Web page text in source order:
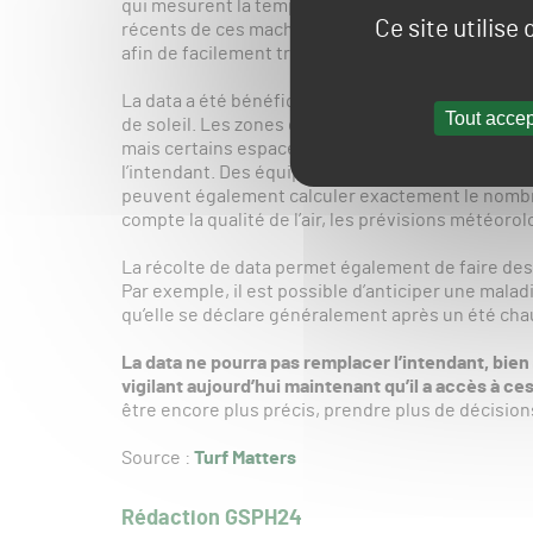
Ce site utilise
Tout
qui mesurent la température de la surface, son
récents de ces machines est aujourd’hui «
afin de facilement transmettre les informations
La data a été bénéfique pour l’amélioration de
de soleil. Les zones d’ombres nécessitant de
mais certains espaces ont besoin de plus
l’intendant. Des équipements permettent non
peuvent également calculer exactement le
compte la qualité de l’air, les prévisions
La récolte de data permet également de faire
Par exemple, il est possible d’anticiper une
qu’elle se déclare généralement après un été
La data ne pourra pas remplacer l’intendant,
vigilant aujourd’hui maintenant qu’il a accès à
être encore plus précis, prendre plus de
Source : Turf Matters
Rédaction GSPH24